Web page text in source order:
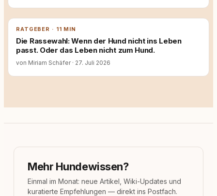
RATGEBER · 11 MIN
Die Rassewahl: Wenn der Hund nicht ins Leben
passt. Oder das Leben nicht zum Hund.
von Miriam Schäfer · 27. Juli 2026
Mehr Hundewissen?
Einmal im Monat: neue Artikel, Wiki-Updates und
kuratierte Empfehlungen — direkt ins Postfach.